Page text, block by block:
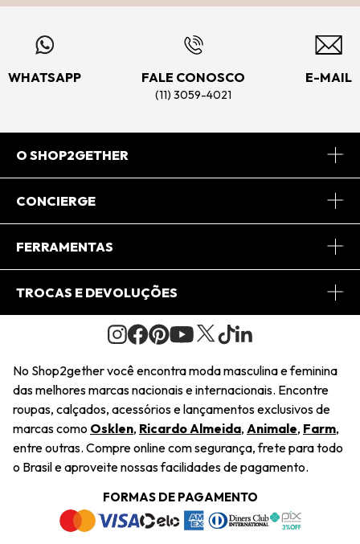
WHATSAPP FALE CONOSCO
(11) 3059-4021
E-MAIL
O SHOP2GETHER
Sobre Nós
Journal
Saiu na Mídia
Sustentabilidade
Navegando
Termos e Condições
CONCIERGE
Central de Relacionamento
Regulamento e Promoções
FERRAMENTAS
Minha Conta
Pedido de Presente
Wishlist
TROCAS E DEVOLUÇÕES
Condições Gerais
Troca Fácil
Restituição de Pagamento
Dúvidas Frequentes
Termos e Condições
Política de Privacidade
No Shop2gether você encontra moda masculina e feminina
das melhores marcas nacionais e internacionais. Encontre
roupas, calçados, acessórios e lançamentos exclusivos de
marcas como Osklen, Ricardo Almeida, Animale, Farm,
entre outras. Compre online com segurança, frete para todo
o Brasil e aproveite nossas facilidades de pagamento.
FORMAS DE PAGAMENTO